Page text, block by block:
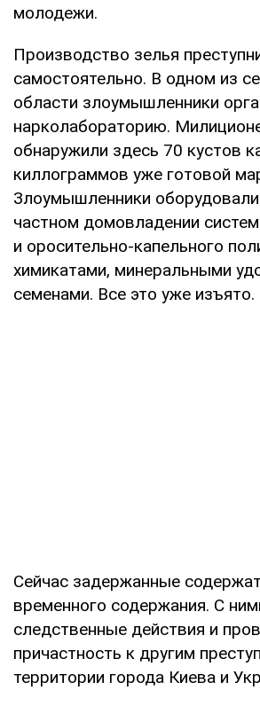
молодежи.
Производство зелья
самостоятельно. В одном из
области злоумышленники
нарколабораторию.
обнаружили здесь 70 кустов
киллограммов уже готовой
Злоумышленники
частном домовладении
и оросительно-капельного
химикатами, минеральными
семенами. Все это уже изъято.
Сейчас задержанные
временного содержания. С
следственные действия и
причастность к другим
территории города Киева и